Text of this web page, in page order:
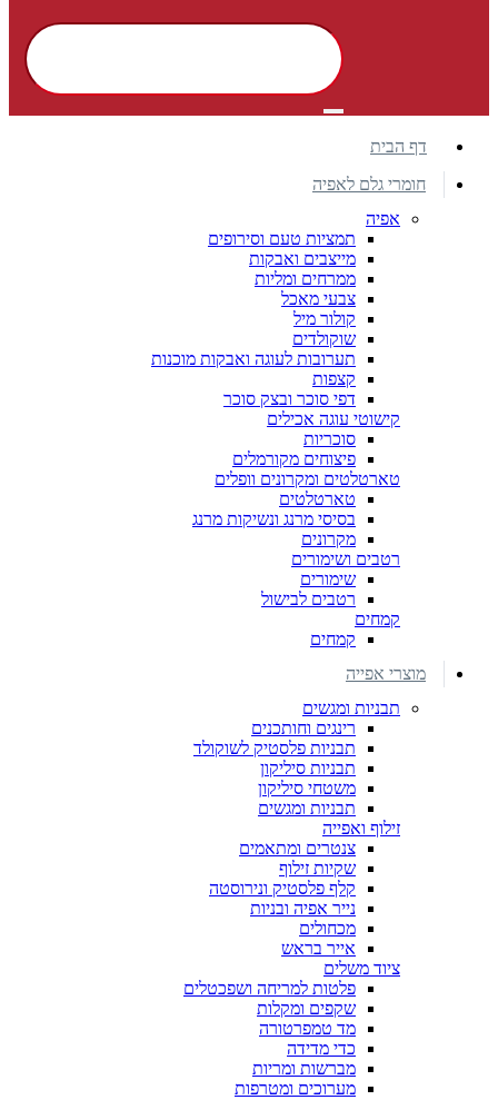
דף הבית
חומרי גלם לאפיה
אפיה
תמציות טעם וסירופים
מייצבים ואבקות
ממרחים ומליות
צבעי מאכל
קולור מיל
שוקולדים
תערובות לעוגה ואבקות מוכנות
קצפות
דפי סוכר ובצק סוכר
קישוטי עוגה אכילים
סוכריות
פיצוחים מקורמלים
טארטלטים ומקרונים וופלים
טארטלטים
בסיסי מרנג ונשיקות מרנג
מקרונים
רטבים ושימורים
שימורים
רטבים לבישול
קמחים
קמחים
מוצרי אפייה
תבניות ומגשים
רינגים וחותכנים
תבניות פלסטיק לשוקולד
תבניות סיליקון
משטחי סיליקון
תבניות ומגשים
זילוף ואפייה
צנטרים ומתאמים
שקיות זילוף
קלף פלסטיק ונירוסטה
נייר אפיה ובניות
מכחולים
אייר בראש
ציוד משלים
פלטות למריחה ושפכטלים
שקפים ומקלות
מד טמפרטורה
כדי מדידה
מברשות ומריות
מערוכים ומטרפות